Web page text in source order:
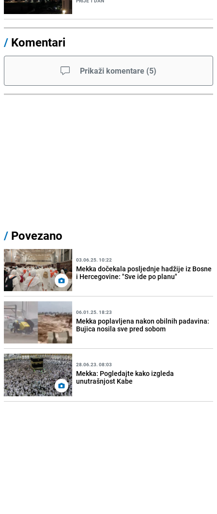
/ Komentari
Prikaži komentare (5)
/ Povezano
03.06.25. 10:22
Mekka dočekala posljednje hadžije iz Bosne
i Hercegovine: "Sve ide po planu"
06.01.25. 18:23
Mekka poplavljena nakon obilnih padavina:
Bujica nosila sve pred sobom
28.06.23. 08:03
Mekka: Pogledajte kako izgleda
unutrašnjost Kabe